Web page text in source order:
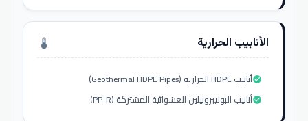
الأنابيب الحرارية thermostat
أنابيب HDPE الحرارية (Geothermal HDPE Pipes)check_circle
أنابيب البوليبروبيلين العشوائية المشتركة (PP-R)check_circle